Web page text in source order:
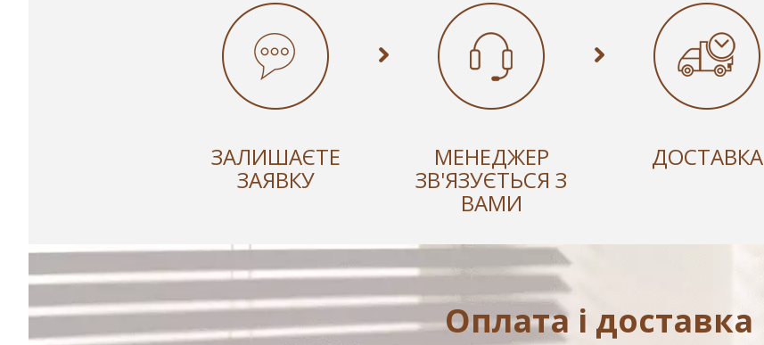
ЗАЛИШАЄТЕ
ЗАЯВКУ
МЕНЕДЖЕР
ЗВ'ЯЗУЄТЬСЯ З
ВАМИ
ДОСТАВКА
Оплата і доставка